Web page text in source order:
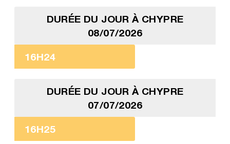
DURÉE DU JOUR À CHYPRE
08/07/2026
16H24
DURÉE DU JOUR À CHYPRE
07/07/2026
16H25